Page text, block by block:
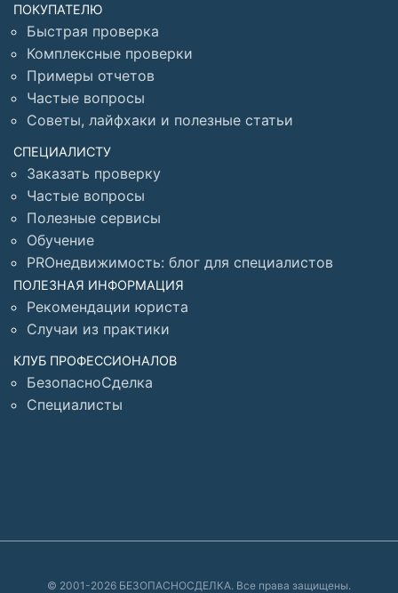
ПОКУПАТЕЛЮ
Быстрая проверка
Комплексные проверки
Примеры отчетов
Частые вопросы
Советы, лайфхаки и полезные статьи
СПЕЦИАЛИСТУ
Заказать проверку
Частые вопросы
Полезные сервисы
Обучение
PROнедвижимость: блог для специалистов
ПОЛЕЗНАЯ ИНФОРМАЦИЯ
Рекомендации юриста
Случаи из практики
КЛУБ ПРОФЕССИОНАЛОВ
БезопасноСделка
Специалисты
© 2001-2026 БЕЗОПАСНОСДЕЛКА. Все права защищены.